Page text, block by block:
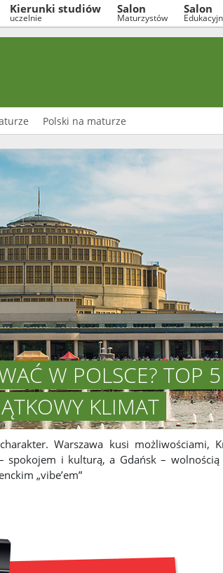
Kierunki studiów
uczelnie
Salon
Maturzystów
Salon
Polski na maturze
W POLSCE? TOP
KLIMAT
Warszawa kusi możliwościami,
spokojem i kulturą, a Gdańsk –
„vibe’em”